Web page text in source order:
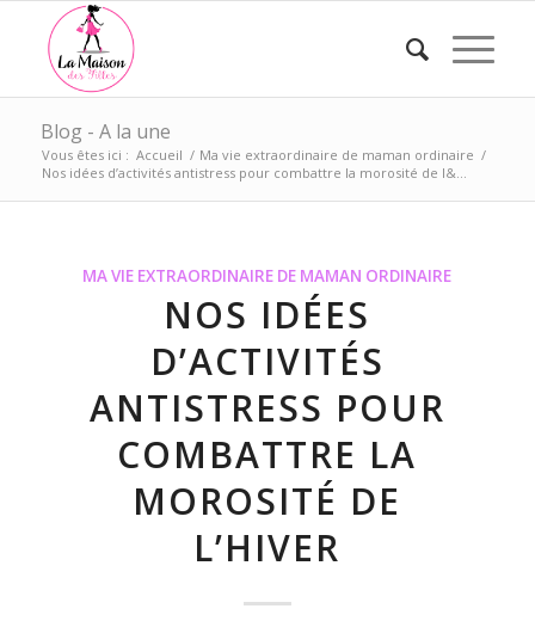
Blog - A la une
Vous êtes ici : Accueil / Ma vie extraordinaire de maman ordinaire /
Nos idées d’activités antistress pour combattre la morosité de l&...
MA VIE EXTRAORDINAIRE DE MAMAN ORDINAIRE
NOS IDÉES
D’ACTIVITÉS
ANTISTRESS POUR
COMBATTRE LA
MOROSITÉ DE
L’HIVER